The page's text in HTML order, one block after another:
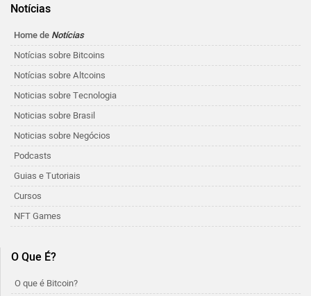
Notícias
Home de Notícias
Notícias sobre Bitcoins
Notícias sobre Altcoins
Noticias sobre Tecnologia
Noticias sobre Brasil
Noticias sobre Negócios
Podcasts
Guias e Tutoriais
Cursos
NFT Games
O Que É?
O que é Bitcoin?